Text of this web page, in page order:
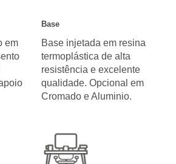
em
Base
Base injetada em resina
termoplástica de alta
resistência e excelente
qualidade. Opcional em
Cromado e Aluminio.